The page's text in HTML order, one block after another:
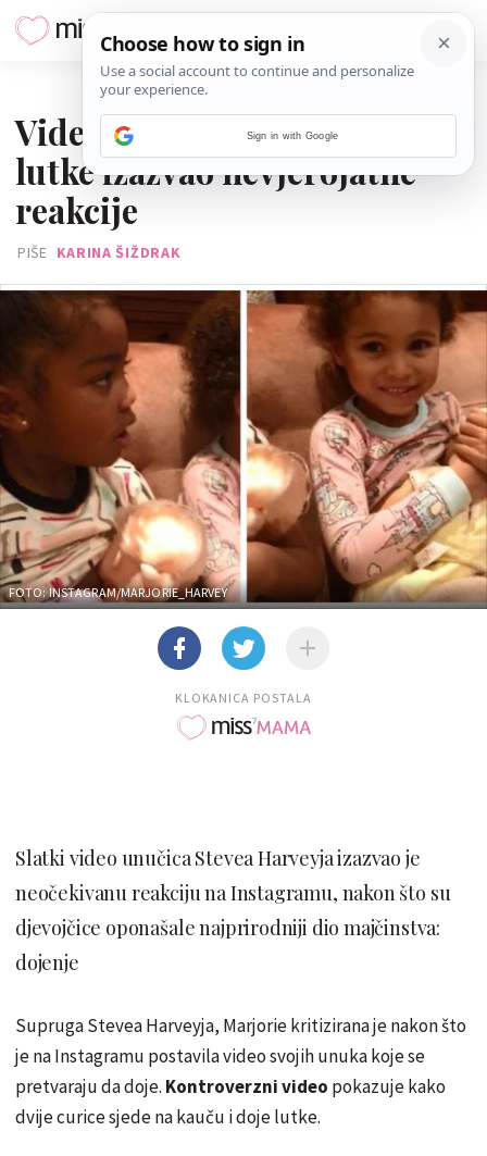
Video djevojčica koje doje
lutke izazvao nevjerojatne
reakcije
PIŠE KARINA ŠIŽDRAK
FOTO: INSTAGRAM/MARJORIE_HARVEY
KLOKANICA POSTALA
Slatki video unučica Stevea Harveyja izazvao je
neočekivanu reakciju na Instagramu, nakon što su
djevojčice oponašale najprirodniji dio majčinstva:
dojenje
Supruga Stevea Harveyja, Marjorie kritizirana je nakon što
je na Instagramu postavila video svojih unuka koje se
pretvaraju da doje. Kontroverzni video pokazuje kako
dvije curice sjede na kauču i doje lutke.
Sign in with Google